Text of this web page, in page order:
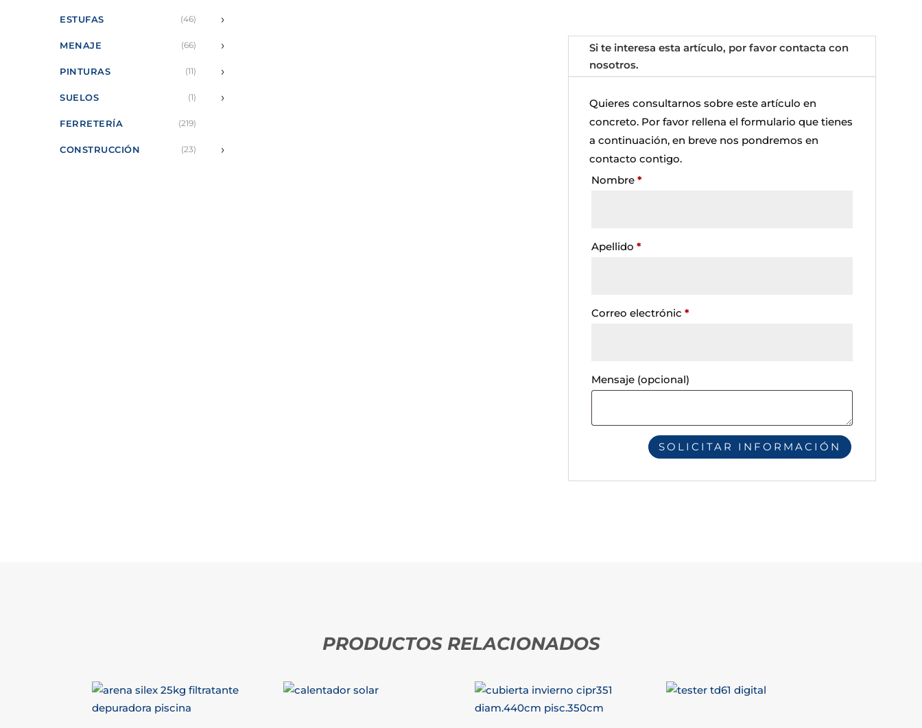
ESTUFAS (46) ›
MENAJE (66) ›
PINTURAS (11) ›
SUELOS (1) ›
FERRETERÍA (219)
CONSTRUCCIÓN (23) ›
Si te interesa esta artículo, por favor contacta con
nosotros.
Quieres consultarnos sobre este artículo en
concreto. Por favor rellena el formulario que tienes
a continuación, en breve nos pondremos en
contacto contigo.
Nombre *
Apellido *
Correo electrónic *
Mensaje (opcional)
PRODUCTOS RELACIONADOS